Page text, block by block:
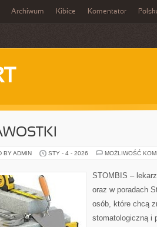
Archiwum Kibice Komentator
BY ADMIN STY - 4 - 2026 MOŻLIWOŚĆ
STOMBIS –
oraz w poradach
osób, które chcą
stomatologiczną i